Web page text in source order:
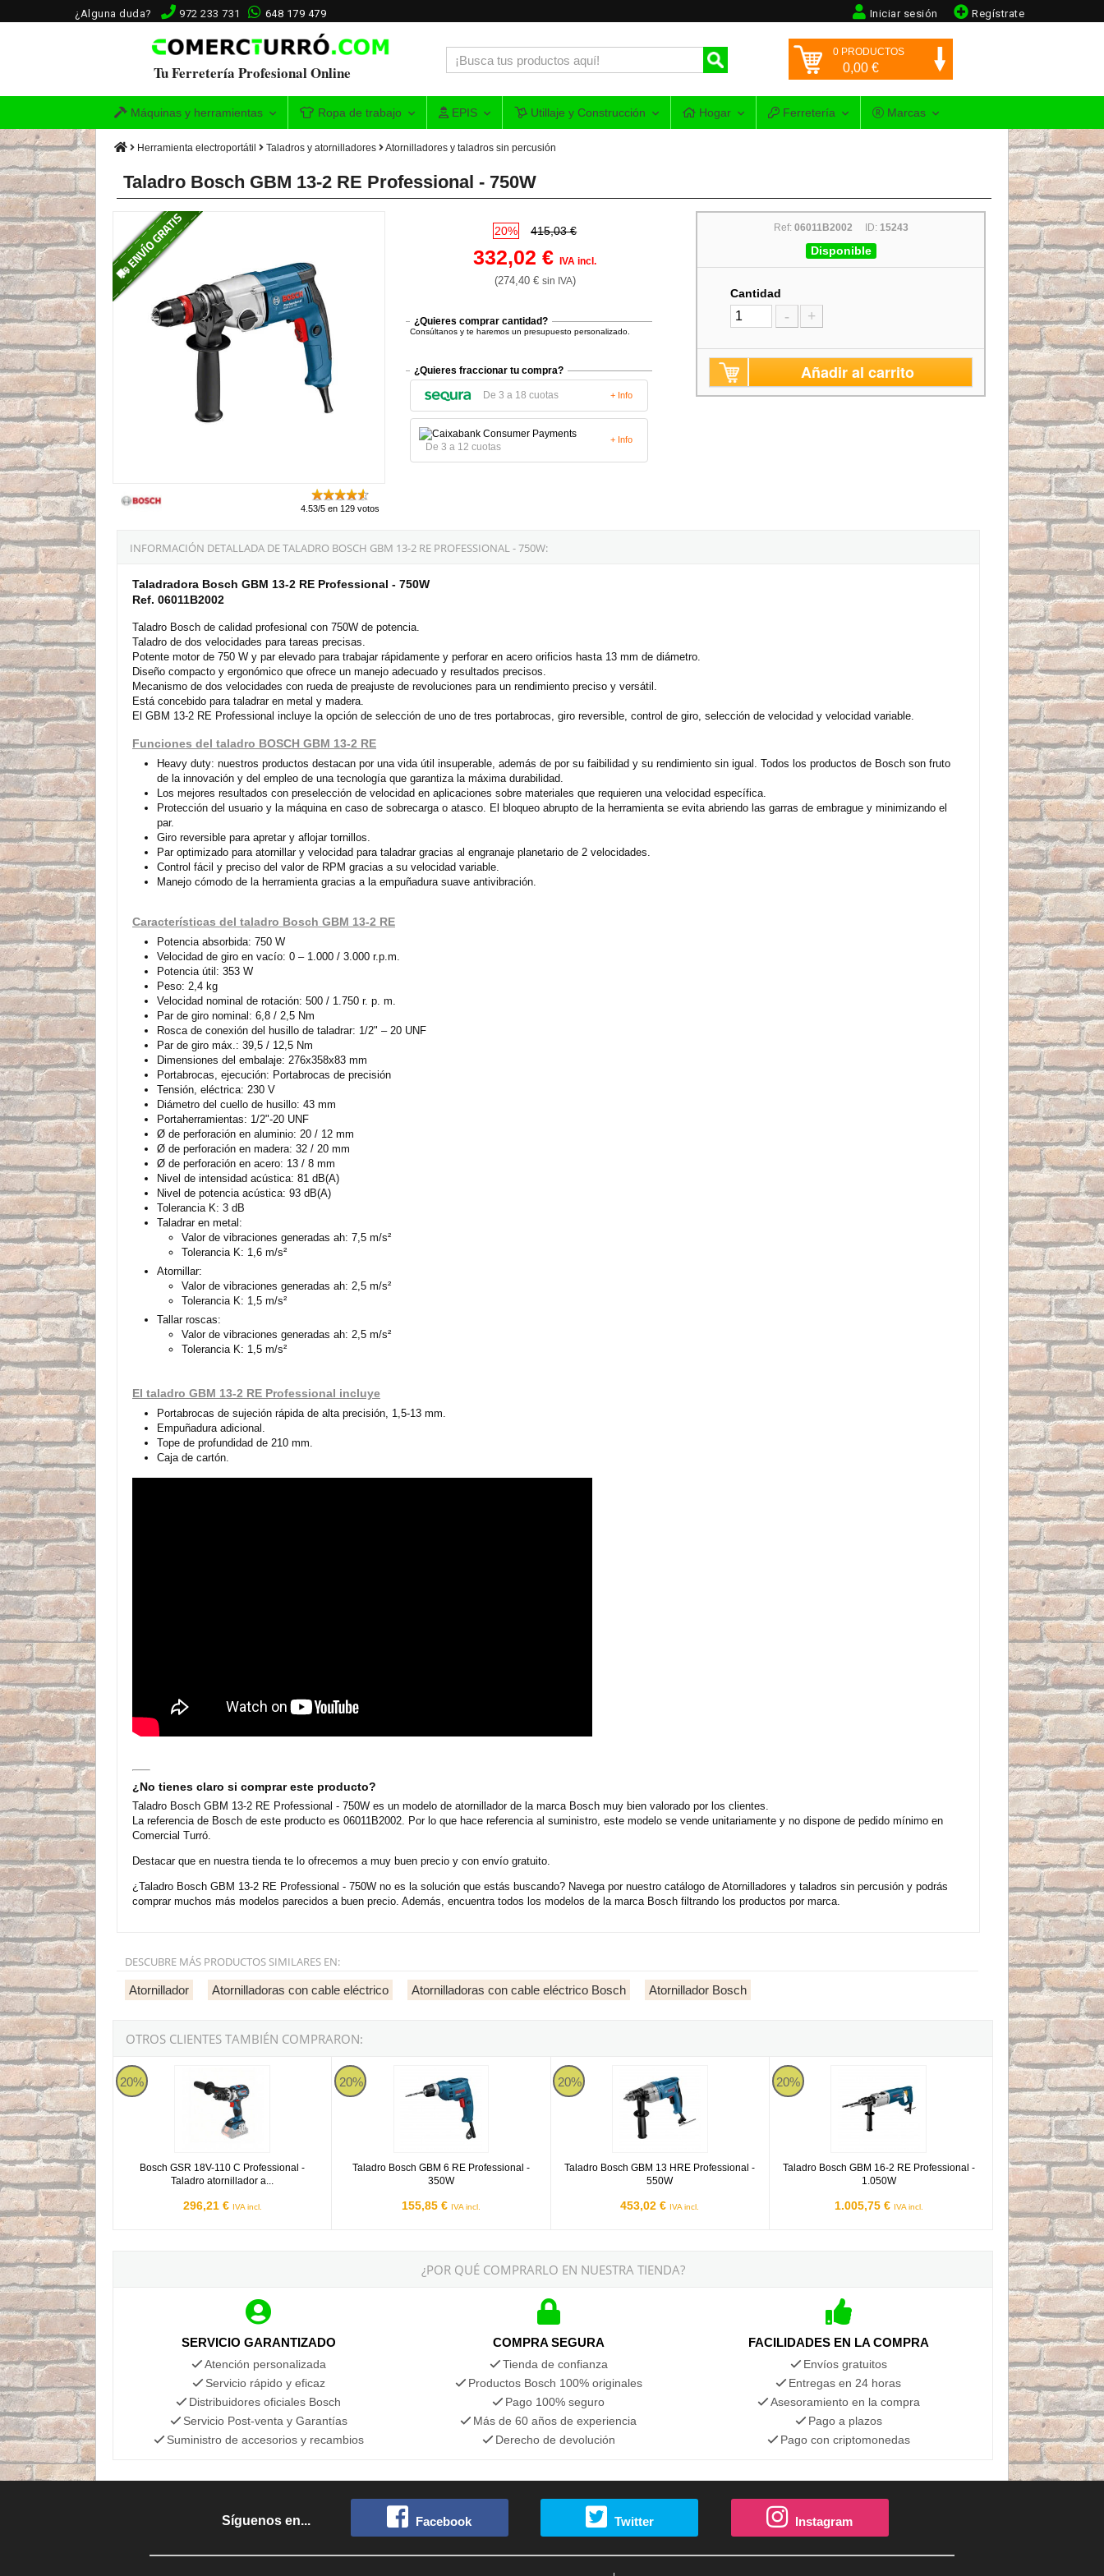
¿Alguna duda? 972 233 731 648 179 479 Regístrate
Iniciar sesión
Tu Ferretería Profesional Online
0 PRODUCTOS
0,00 €
Máquinas y herramientas Ropa de trabajo EPIS Utillaje y Construcción Hogar Ferretería Marcas
Herramienta electroportátil Taladros y atornilladores Atornilladores y taladros sin percusión
Taladro Bosch GBM 13-2 RE Professional - 750W
4.53/5 en 129 votos
20% 415,03 €
332,02 €IVA incl.
(274,40 € sin IVA)
¿Quieres comprar cantidad?
Consúltanos y te haremos un presupuesto personalizado.
¿Quieres fraccionar tu compra?
De 3 a 18 cuotas + Info
De 3 a 12 cuotas
+ Info
Ref: 06011B2002 ID: 15243
Disponible
Cantidad
- +
Añadir al carrito
INFORMACIÓN DETALLADA DE TALADRO BOSCH GBM 13-2 RE PROFESSIONAL - 750W:
Taladradora Bosch GBM 13-2 RE Professional - 750W
Ref. 06011B2002
Taladro Bosch de calidad profesional con 750W de potencia.
Taladro de dos velocidades para tareas precisas.
Potente motor de 750 W y par elevado para trabajar rápidamente y perforar en acero orificios hasta 13 mm de diámetro.
Diseño compacto y ergonómico que ofrece un manejo adecuado y resultados precisos.
Mecanismo de dos velocidades con rueda de preajuste de revoluciones para un rendimiento preciso y versátil.
Está concebido para taladrar en metal y madera.
El GBM 13-2 RE Professional incluye la opción de selección de uno de tres portabrocas, giro reversible, control de giro, selección de velocidad y velocidad variable.
Funciones del taladro BOSCH GBM 13-2 RE
Heavy duty: nuestros productos destacan por una vida útil insuperable, además de por su faibilidad y su rendimiento sin igual. Todos los productos de Bosch son fruto
de la innovación y del empleo de una tecnología que garantiza la máxima durabilidad.
Los mejores resultados con preselección de velocidad en aplicaciones sobre materiales que requieren una velocidad específica.
Protección del usuario y la máquina en caso de sobrecarga o atasco. El bloqueo abrupto de la herramienta se evita abriendo las garras de embrague y minimizando el
par.
Giro reversible para apretar y aflojar tornillos.
Par optimizado para atornillar y velocidad para taladrar gracias al engranaje planetario de 2 velocidades.
Control fácil y preciso del valor de RPM gracias a su velocidad variable.
Manejo cómodo de la herramienta gracias a la empuñadura suave antivibración.
Características del taladro Bosch GBM 13-2 RE
Potencia absorbida: 750 W
Velocidad de giro en vacío: 0 – 1.000 / 3.000 r.p.m.
Potencia útil: 353 W
Peso: 2,4 kg
Velocidad nominal de rotación: 500 / 1.750 r. p. m.
Par de giro nominal: 6,8 / 2,5 Nm
Rosca de conexión del husillo de taladrar: 1/2" – 20 UNF
Par de giro máx.: 39,5 / 12,5 Nm
Dimensiones del embalaje: 276x358x83 mm
Portabrocas, ejecución: Portabrocas de precisión
Tensión, eléctrica: 230 V
Diámetro del cuello de husillo: 43 mm
Portaherramientas: 1/2"-20 UNF
Ø de perforación en aluminio: 20 / 12 mm
Ø de perforación en madera: 32 / 20 mm
Ø de perforación en acero: 13 / 8 mm
Nivel de intensidad acústica: 81 dB(A)
Nivel de potencia acústica: 93 dB(A)
Tolerancia K: 3 dB
Taladrar en metal:
Valor de vibraciones generadas ah: 7,5 m/s²
Tolerancia K: 1,6 m/s²
Atornillar:
Valor de vibraciones generadas ah: 2,5 m/s²
Tolerancia K: 1,5 m/s²
Tallar roscas:
Valor de vibraciones generadas ah: 2,5 m/s²
Tolerancia K: 1,5 m/s²
El taladro GBM 13-2 RE Professional incluye
Portabrocas de sujeción rápida de alta precisión, 1,5-13 mm.
Empuñadura adicional.
Tope de profundidad de 210 mm.
Caja de cartón.
¿No tienes claro si comprar este producto?
Taladro Bosch GBM 13-2 RE Professional - 750W es un modelo de atornillador de la marca Bosch muy bien valorado por los clientes.
La referencia de Bosch de este producto es 06011B2002. Por lo que hace referencia al suministro, este modelo se vende unitariamente y no dispone de pedido mínimo en
Comercial Turró.
Destacar que en nuestra tienda te lo ofrecemos a muy buen precio y con envío gratuito.
¿Taladro Bosch GBM 13-2 RE Professional - 750W no es la solución que estás buscando? Navega por nuestro catálogo de Atornilladores y taladros sin percusión y podrás
comprar muchos más modelos parecidos a buen precio. Además, encuentra todos los modelos de la marca Bosch filtrando los productos por marca.
DESCUBRE MÁS PRODUCTOS SIMILARES EN:
Atornillador Atornilladoras con cable eléctrico Atornilladoras con cable eléctrico Bosch Atornillador Bosch
OTROS CLIENTES TAMBIÉN COMPRARON:
20%
Bosch GSR 18V-110 C Professional -
Taladro atornillador a...
296,21 € IVA incl.
Bosch GSR 18V-110 C Professional - Taladro atornillador a batería
20%
Taladro Bosch GBM 6 RE Professional -
350W
155,85 € IVA incl.
Taladro Bosch GBM 6 RE Professional - 350W
20%
Taladro Bosch GBM 13 HRE Professional -
550W
453,02 € IVA incl.
Taladro Bosch GBM 13 HRE Professional - 550W
20%
Taladro Bosch GBM 16-2 RE Professional -
1.050W
1.005,75 € IVA incl.
Taladro Bosch GBM 16-2 RE Professional - 1.050W
¿POR QUÉ COMPRARLO EN NUESTRA TIENDA?
SERVICIO GARANTIZADO
Atención personalizada
Servicio rápido y eficaz
Distribuidores oficiales Bosch
Servicio Post-venta y Garantías
Suministro de accesorios y recambios
COMPRA SEGURA
Tienda de confianza
Productos Bosch 100% originales
Pago 100% seguro
Más de 60 años de experiencia
Derecho de devolución
FACILIDADES EN LA COMPRA
Envíos gratuitos
Entregas en 24 horas
Asesoramiento en la compra
Pago a plazos
Pago con criptomonedas
Síguenos en... Facebook Twitter Instagram